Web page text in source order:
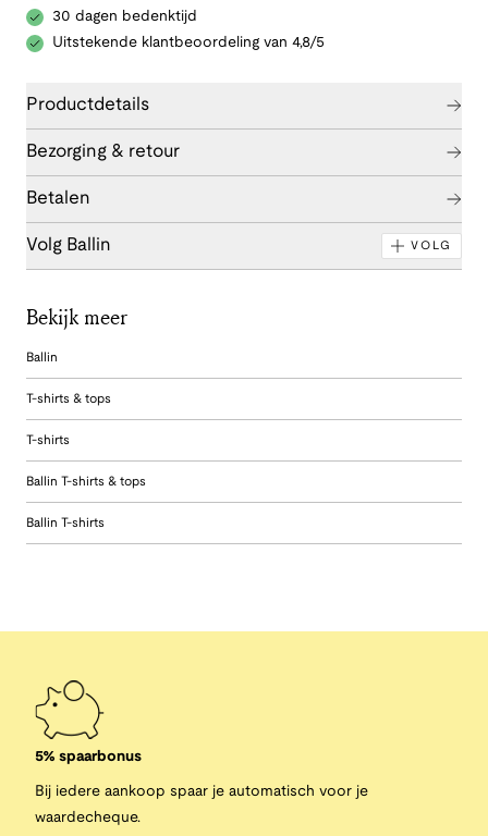
30 dagen bedenktijd
Uitstekende klantbeoordeling van 4,8/5
Productdetails
Bezorging & retour
Betalen
Volg Ballin VOLG
Bekijk meer
Ballin
T-shirts & tops
T-shirts
Ballin T-shirts & tops
Ballin T-shirts
5% spaarbonus
Bij iedere aankoop spaar je automatisch voor je
waardecheque.